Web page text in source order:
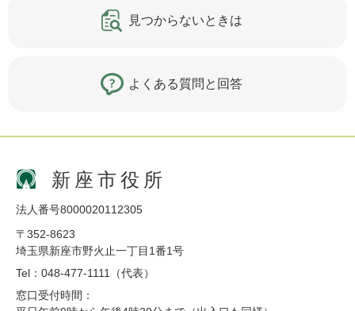
見つからないときは
よくある質問と回答
新座市役所
法人番号8000020112305
〒352-8623
埼玉県新座市野火止一丁目1番1号
Tel：048-477-1111（代表）
窓口受付時間：